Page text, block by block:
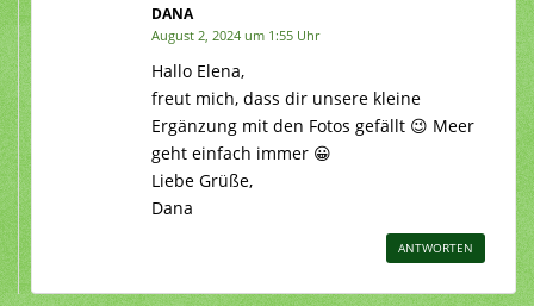
DANA
August 2, 2024 um 1:55 Uhr
Hallo Elena,
freut mich, dass dir unsere kleine
Ergänzung mit den Fotos gefällt 😉 Meer
geht einfach immer 😀
Liebe Grüße,
Dana
ANTWORTEN